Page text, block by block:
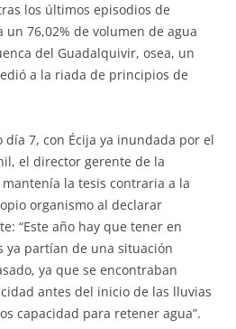
los últimos episodios de
un 76,02% de volumen de agua
del Guadalquivir, osea, un
a la riada de principios de
día 7, con Écija ya inundada por el
el director gerente de la
mantenía la tesis contraria a la
organismo al declarar
“Este año hay que tener en
ya partían de una situación
ya que se encontraban
antes del inicio de las lluvias
capacidad para retener agua”.